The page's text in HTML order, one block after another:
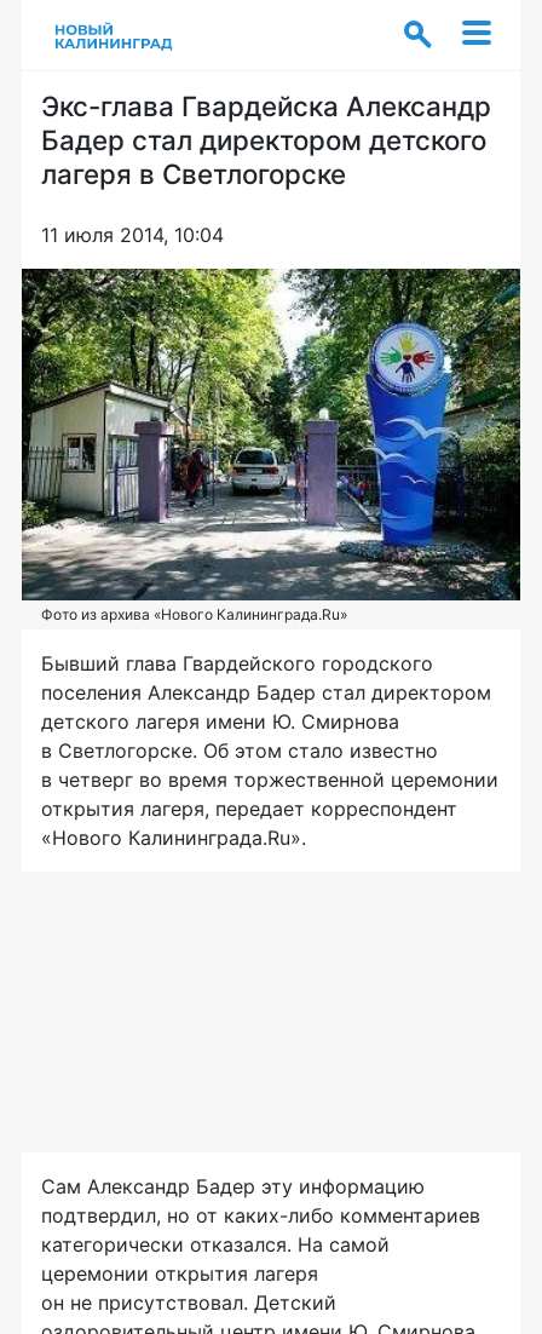
Экс-глава Гвардейска Александр
Бадер стал директором детского
лагеря в Светлогорске
11 июля 2014, 10:04
Фото из архива «Нового Калининграда.Ru»
Бывший глава Гвардейского городского
поселения Александр Бадер стал директором
детского лагеря имени Ю. Смирнова
в Светлогорске. Об этом стало известно
в четверг во время торжественной церемонии
открытия лагеря, передает корреспондент
«Нового Калининграда.Ru».
Сам Александр Бадер эту информацию
подтвердил, но от каких-либо комментариев
категорически отказался. На самой
церемонии открытия лагеря
он не присутствовал. Детский